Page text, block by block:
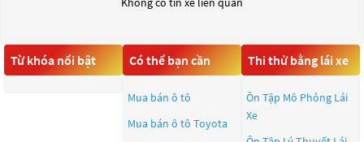
Từ khóa nổi bật Có thể bạn cần
Mua bán ô tô
Mua bán ô tô Toyota
Thi thử bằng lái xe
Ôn Tập Mô Phỏng Lái
Xe